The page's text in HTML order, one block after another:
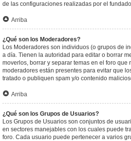
de las configuraciones realizadas por el
Arriba
¿Qué son los Moderadores?
Los Moderadores son individuos (o grupos de
a día. Tienen la autoridad para editar o borrar
moverlos, borrar y separar temas en el foro que
moderadores están presentes para evitar que
tratado o publiquen spam y/o contenido
Arriba
¿Qué son los Grupos de Usuarios?
Los Grupos de Usuarios son conjuntos de
en sectores manejables con los cuales puede
foro. Cada usuario puede pertenecer a varios